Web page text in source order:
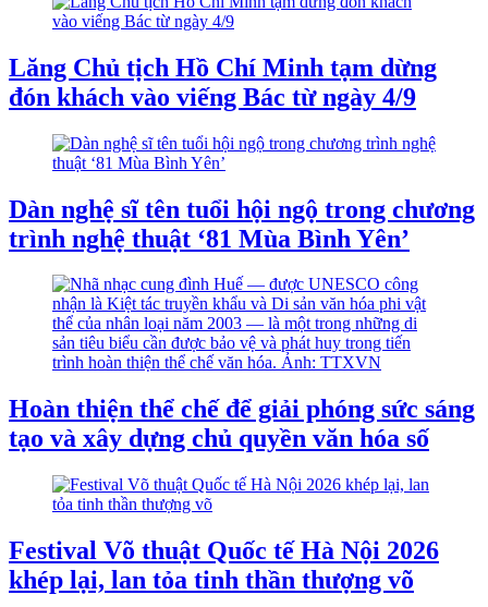
Lăng Chủ tịch Hồ Chí Minh tạm dừng
đón khách vào viếng Bác từ ngày 4/9
Dàn nghệ sĩ tên tuổi hội ngộ trong chương
trình nghệ thuật ‘81 Mùa Bình Yên’
Hoàn thiện thể chế để giải phóng sức sáng
tạo và xây dựng chủ quyền văn hóa số
Festival Võ thuật Quốc tế Hà Nội 2026
khép lại, lan tỏa tinh thần thượng võ